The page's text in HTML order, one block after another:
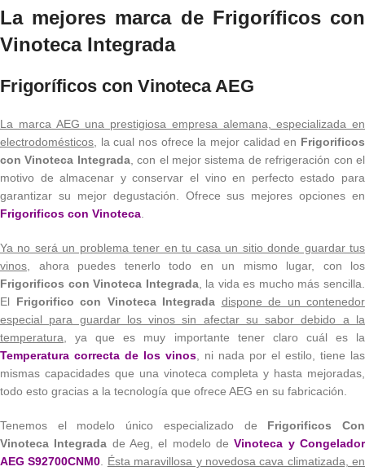
La mejores marca de Frigoríficos con
Vinoteca Integrada
Frigoríficos con Vinoteca AEG
La marca AEG una prestigiosa empresa alemana, especializada en
electrodomésticos , la cual nos ofrece la mejor calidad en Frigorificos
con Vinoteca Integrada, con el mejor sistema de refrigeración con el
motivo de almacenar y conservar el vino en perfecto estado para
garantizar su mejor degustación. Ofrece sus mejores opciones en
Frigorificos con Vinoteca
Ya no será un problema tener en tu casa un sitio donde guardar tus
vinos , ahora puedes tenerlo todo en un mismo lugar, con los
Frigorificos con Vinoteca Integrada, la vida es mucho más sencilla.
El Frigorifico con Vinoteca Integrada dispone de un contenedor
especial para guardar los vinos sin afectar su sabor debido a la
temperatura , ya que es muy importante tener claro cuál es la
Temperatura correcta de los vinos , ni nada por el estilo, tiene las
mismas capacidades que una vinoteca completa y hasta mejoradas,
todo esto gracias a la tecnología que ofrece AEG en su fabricación.
Tenemos el modelo único especializado de Frigorificos Con
Vinoteca Integrada de Aeg, el modelo deVinoteca y Congelador
AEG S92700CNM0
Ésta maravillosa y novedosa cava climatizada, en